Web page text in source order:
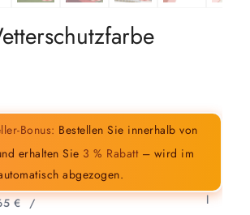
Bonus: Bestellen Sie innerhalb von
erhalten Sie 3 % Rabatt– wird im
abgezogen.
€ / l